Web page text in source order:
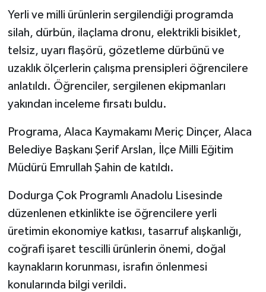
Yerli ve milli ürünlerin sergilendiği programda
silah, dürbün, ilaçlama dronu, elektrikli bisiklet,
telsiz, uyarı flaşörü, gözetleme dürbünü ve
uzaklık ölçerlerin çalışma prensipleri öğrencilere
anlatıldı. Öğrenciler, sergilenen ekipmanları
yakından inceleme fırsatı buldu.
Programa, Alaca Kaymakamı Meriç Dinçer, Alaca
Belediye Başkanı Şerif Arslan, İlçe Milli Eğitim
Müdürü Emrullah Şahin de katıldı.
Dodurga Çok Programlı Anadolu Lisesinde
düzenlenen etkinlikte ise öğrencilere yerli
üretimin ekonomiye katkısı, tasarruf alışkanlığı,
coğrafi işaret tescilli ürünlerin önemi, doğal
kaynakların korunması, israfın önlenmesi
konularında bilgi verildi.